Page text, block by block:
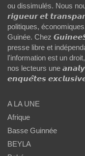
ou dissimulés. Nous
𝙧𝙞𝙜𝙪𝙚𝙪𝙧 𝙚𝙩
politiques,
Guinée. Chez
presse libre et
l'information est un
nos lecteurs une
𝙚𝙣𝙦𝙪𝙚̂𝙩𝙚𝙨
A LA UNE
Afrique
Basse Guinnée
BEYLA